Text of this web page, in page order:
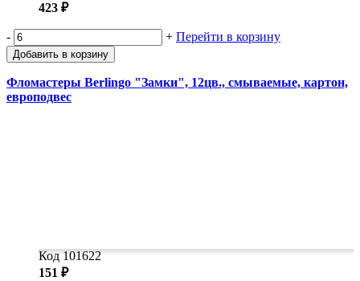
423 ₽
- + Перейти в корзину
Добавить в корзину
Фломастеры Berlingo "Замки", 12цв., смываемые, картон,
европодвес
Код 101622
151 ₽